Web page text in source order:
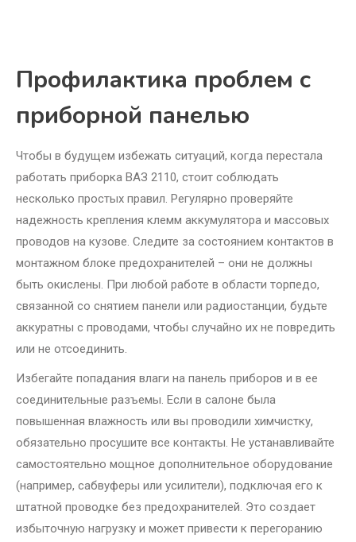
Профилактика проблем с
приборной панелью
Чтобы в будущем избежать ситуаций, когда перестала
работать приборка ВАЗ 2110, стоит соблюдать
несколько простых правил. Регулярно проверяйте
надежность крепления клемм аккумулятора и массовых
проводов на кузове. Следите за состоянием контактов в
монтажном блоке предохранителей – они не должны
быть окислены. При любой работе в области торпедо,
связанной со снятием панели или радиостанции, будьте
аккуратны с проводами, чтобы случайно их не повредить
или не отсоединить.
Избегайте попадания влаги на панель приборов и в ее
соединительные разъемы. Если в салоне была
повышенная влажность или вы проводили химчистку,
обязательно просушите все контакты. Не устанавливайте
самостоятельно мощное дополнительное оборудование
(например, сабвуферы или усилители), подключая его к
штатной проводке без предохранителей. Это создает
избыточную нагрузку и может привести к перегоранию